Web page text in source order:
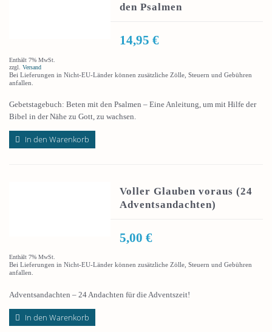
den Psalmen
14,95€
Enthält 7% MwSt.
zzgl. Versand
Bei Lieferungen in Nicht-EU-Länder können zusätzliche Zölle, Steuern und Gebühren
anfallen.
Gebetstagebuch: Beten mit den Psalmen – Eine Anleitung, um mit Hilfe der
Bibel in der Nähe zu Gott, zu wachsen.
In den Warenkorb
Voller Glauben voraus (24
Adventsandachten)
5,00€
Enthält 7% MwSt.
Bei Lieferungen in Nicht-EU-Länder können zusätzliche Zölle, Steuern und Gebühren
anfallen.
Adventsandachten – 24 Andachten für die Adventszeit!
In den Warenkorb